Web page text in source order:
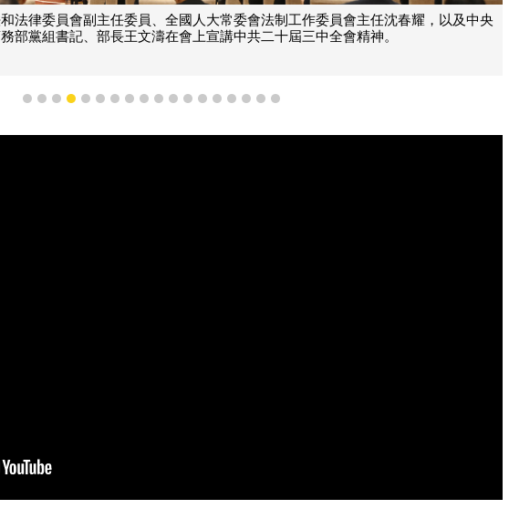
國人大常委會法制工作委員會主任沈春耀，以及中央
會上宣講中共二十屆三中全會精神。
中央宣講團成員，全國
1
2 3 4 5 6 7 8 9 101112131415161718